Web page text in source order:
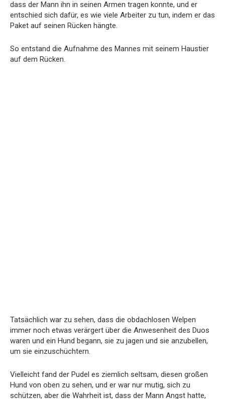
dass der Mann ihn in seinen Armen tragen konnte, und er
entschied sich dafür, es wie viele Arbeiter zu tun, indem er das
Paket auf seinen Rücken hängte.
So entstand die Aufnahme des Mannes mit seinem Haustier
auf dem Rücken.
Tatsächlich war zu sehen, dass die obdachlosen Welpen
immer noch etwas verärgert über die Anwesenheit des Duos
waren und ein Hund begann, sie zu jagen und sie anzubellen,
um sie einzuschüchtern.
Vielleicht fand der Pudel es ziemlich seltsam, diesen großen
Hund von oben zu sehen, und er war nur mutig, sich zu
schützen, aber die Wahrheit ist, dass der Mann Angst hatte,